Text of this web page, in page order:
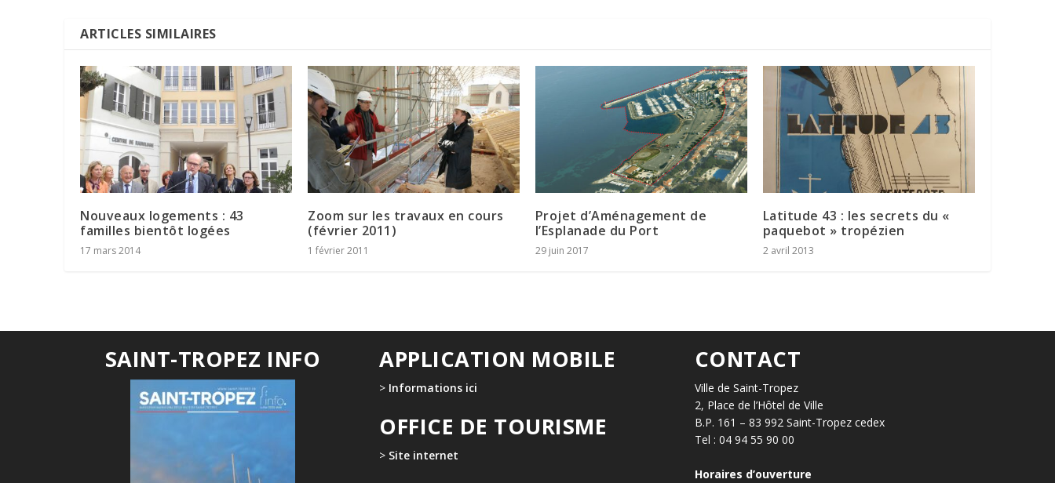
ARTICLES SIMILAIRES
Nouveaux logements : 43
familles bientôt logées
17 mars 2014
Zoom sur les travaux en cours
(février 2011)
1 février 2011
Projet d’Aménagement de
l’Esplanade du Port
29 juin 2017
Latitude 43 : les secrets du «
paquebot » tropézien
2 avril 2013
SAINT-TROPEZ INFO APPLICATION MOBILE
> Informations ici
OFFICE DE TOURISME
> Site internet
CONTACT
Ville de Saint-Tropez
2, Place de l’Hôtel de Ville
B.P. 161 – 83 992 Saint-Tropez cedex
Tel : 04 94 55 90 00
Horaires d’ouverture